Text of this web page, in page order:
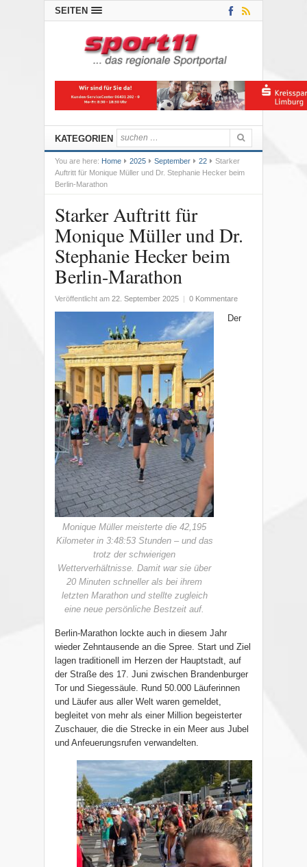
SEITEN
KATEGORIEN
You are here: Home 2025 September 22
Starker
Auftritt für Monique Müller und Dr. Stephanie Hecker beim
Berlin-Marathon
Starker Auftritt für
Monique Müller und Dr.
Stephanie Hecker beim
Berlin-Marathon
Veröffentlicht am 22. September 2025 0 Kommentare
Monique Müller meisterte die 42,195
Kilometer in 3:48:53 Stunden – und das
trotz der schwierigen
Wetterverhältnisse. Damit war sie über
20 Minuten schneller als bei ihrem
letzten Marathon und stellte zugleich
eine neue persönliche Bestzeit auf.
Der
Berlin-Marathon lockte auch in diesem Jahr
wieder Zehntausende an die Spree. Start und Ziel
lagen traditionell im Herzen der Hauptstadt, auf
der Straße des 17. Juni zwischen Brandenburger
Tor und Siegessäule. Rund 50.000 Läuferinnen
und Läufer aus aller Welt waren gemeldet,
begleitet von mehr als einer Million begeisterter
Zuschauer, die die Strecke in ein Meer aus Jubel
und Anfeuerungsrufen verwandelten.